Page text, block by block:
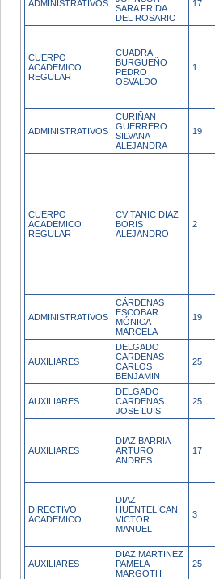
ADMINISTRATIVOS
SARA FRIDA
DEL ROSARIO
17
CUERPO
ACADEMICO
REGULAR
CUADRA
BURGUEÑO
PEDRO
OSVALDO
1
ADMINISTRATIVOS
CURIÑAN
GUERRERO
SILVANA
ALEJANDRA
19
CUERPO
ACADEMICO
REGULAR
CVITANIC DIAZ
BORIS
ALEJANDRO
2
ADMINISTRATIVOS
CÁRDENAS
ESCOBAR
MÓNICA
MARCELA
19
AUXILIARES
DELGADO
CARDENAS
CARLOS
BENJAMIN
25
AUXILIARES
DELGADO
CARDENAS
JOSE LUIS
25
AUXILIARES
DIAZ BARRIA
ARTURO
ANDRES
17
DIRECTIVO
ACADEMICO
DIAZ
HUENTELICAN
VICTOR
MANUEL
3
AUXILIARES
DIAZ MARTINEZ
PAMELA
MARGOTH
25